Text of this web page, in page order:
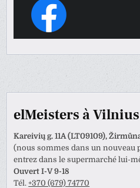
elMeisters à Vilnius
Kareivių g. 11A (LT09109),
(nous sommes dans un nouveau
entrez dans le supermarché lui-
Ouvert I-V 9-18
Tél.+370 (679) 74770